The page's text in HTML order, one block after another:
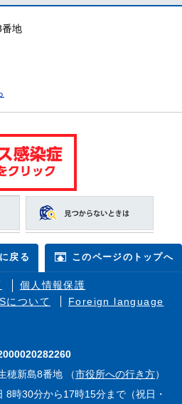
番地
戻る このページのトップへ
個人情報保護
について
Foreign language
穂新島8番地 （市役所への行き方）
8時30分から17時15分まで（祝日・